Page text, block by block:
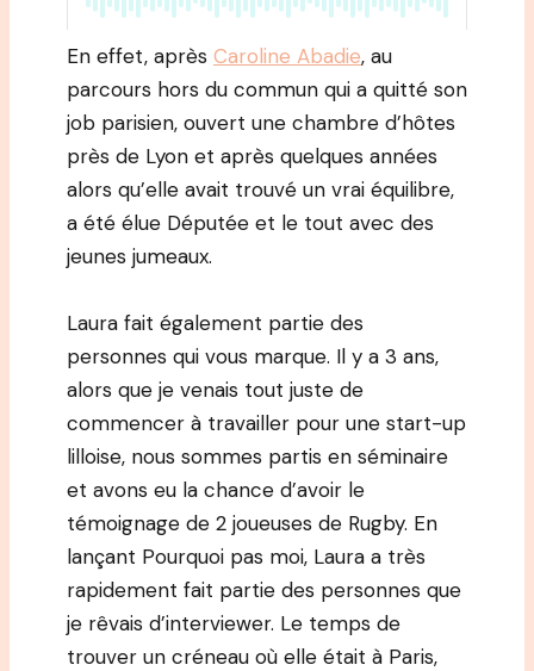
En effet, après Caroline Abadie, au
parcours hors du commun qui a quitté son
job parisien, ouvert une chambre d’hôtes
près de Lyon et après quelques années
alors qu’elle avait trouvé un vrai équilibre,
a été élue Députée et le tout avec des
jeunes jumeaux.
Laura fait également partie des
personnes qui vous marque. Il y a 3 ans,
alors que je venais tout juste de
commencer à travailler pour une start-up
lilloise, nous sommes partis en séminaire
et avons eu la chance d’avoir le
témoignage de 2 joueuses de Rugby. En
lançant Pourquoi pas moi, Laura a très
rapidement fait partie des personnes que
je rêvais d’interviewer. Le temps de
trouver un créneau où elle était à Paris,